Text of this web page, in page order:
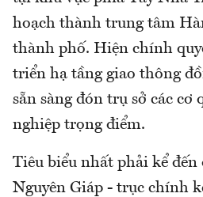
hoạch thành trung tâm
thành phố. Hiện chính
triển hạ tầng giao thông
sẵn sàng đón trụ sở các cơ
nghiệp trọng điểm.
Tiêu biểu nhất phải kể
Nguyên Giáp - trục chính